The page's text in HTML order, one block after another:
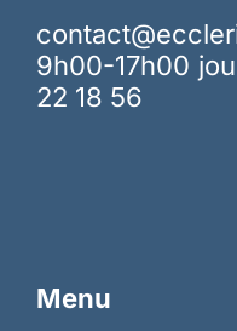
9h00-17h00
22 18 56
Menu